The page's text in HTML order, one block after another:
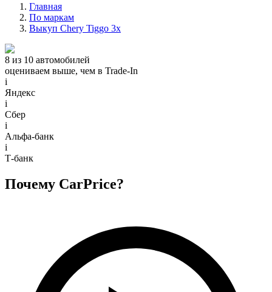
Главная
По маркам
Выкуп Chery Tiggo 3x
8 из 10 автомобилей
оцениваем выше, чем в Trade‑In
i
Яндекс
i
Сбер
i
Альфа-банк
i
Т-банк
Почему CarPrice?